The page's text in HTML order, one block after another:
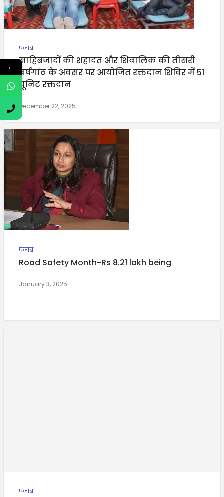
पंजाब
साहिबजादों की शहादत और शिवालिक की तीसरी
वर्षगांठ के अवसर पर आयोजित रक्तदान शिविर में 51
यूनिट रक्तदान
December 22, 2025
पंजाब
Road Safety Month-Rs 8.21 lakh being
January 3, 2025
पंजाब
←